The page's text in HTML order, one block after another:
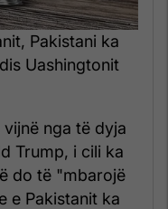
Pakistani ka
Uashingtonit
nga të dyja
Trump, i cili ka
do të "mbarojë
e Pakistanit ka